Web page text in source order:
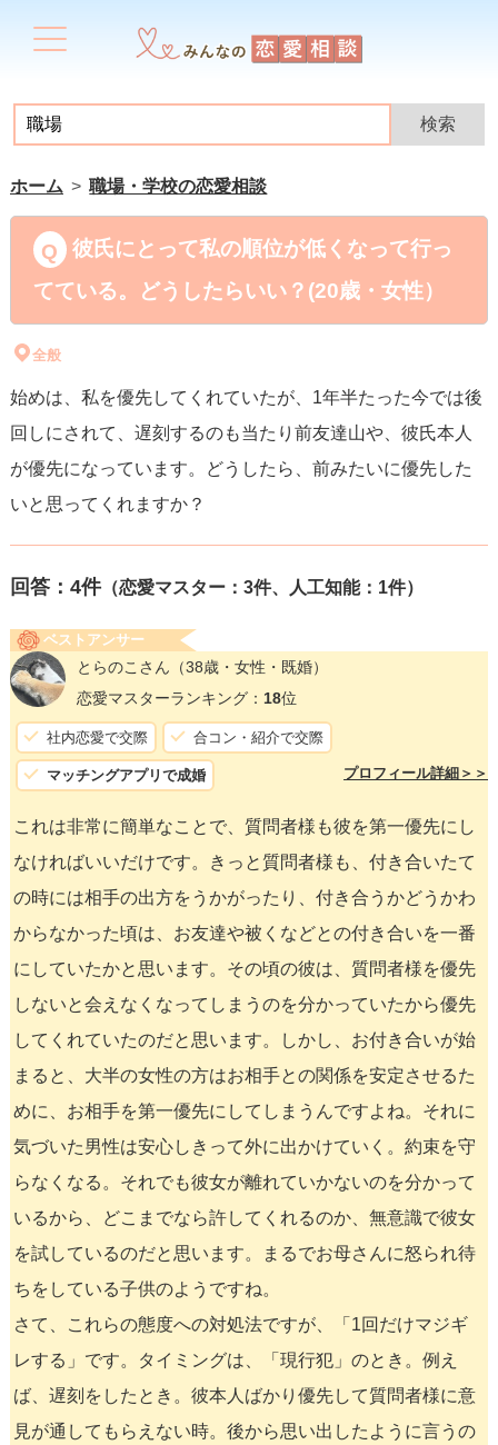
ホーム 職場・学校の恋愛相談
彼氏にとって私の順位が低くなって行っ
てている。どうしたらいい？(20歳・女性）
全般
始めは、私を優先してくれていたが、1年半たった今では後
回しにされて、遅刻するのも当たり前友達山や、彼氏本人
が優先になっています。どうしたら、前みたいに優先した
いと思ってくれますか？
回答： 4件（恋愛マスター：3件、人工知能：1件）
ベストアンサー
とらのこさん （38歳・女性・既婚）
恋愛マスターランキング： 18位
社内恋愛で交際 合コン・紹介で交際
マッチングアプリで成婚 プロフィール詳細＞＞
これは非常に簡単なことで、質問者様も彼を第一優先にし
なければいいだけです。きっと質問者様も、付き合いたて
の時には相手の出方をうかがったり、付き合うかどうかわ
からなかった頃は、お友達や被くなどとの付き合いを一番
にしていたかと思います。その頃の彼は、質問者様を優先
しないと会えなくなってしまうのを分かっていたから優先
してくれていたのだと思います。しかし、お付き合いが始
まると、大半の女性の方はお相手との関係を安定させるた
めに、お相手を第一優先にしてしまうんですよね。それに
気づいた男性は安心しきって外に出かけていく。約束を守
らなくなる。それでも彼女が離れていかないのを分かって
いるから、どこまでなら許してくれるのか、無意識で彼女
を試しているのだと思います。まるでお母さんに怒られ待
ちをしている子供のようですね。
さて、これらの態度への対処法ですが、「1回だけマジギ
レする」です。タイミングは、「現行犯」のとき。例え
ば、遅刻をしたとき。彼本人ばかり優先して質問者様に意
見が通してもらえない時。後から思い出したように言うの